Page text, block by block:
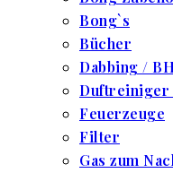
Bong`s
Bücher
Dabbing /
Duftreiniger
Feuerzeuge
Filter
Gas zum